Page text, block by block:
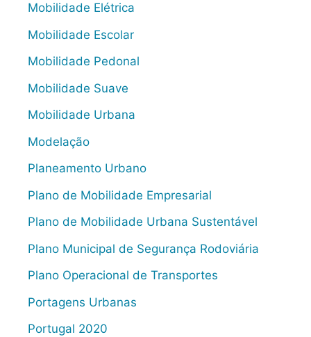
Mobilidade Elétrica
Mobilidade Escolar
Mobilidade Pedonal
Mobilidade Suave
Mobilidade Urbana
Modelação
Planeamento Urbano
Plano de Mobilidade Empresarial
Plano de Mobilidade Urbana Sustentável
Plano Municipal de Segurança Rodoviária
Plano Operacional de Transportes
Portagens Urbanas
Portugal 2020